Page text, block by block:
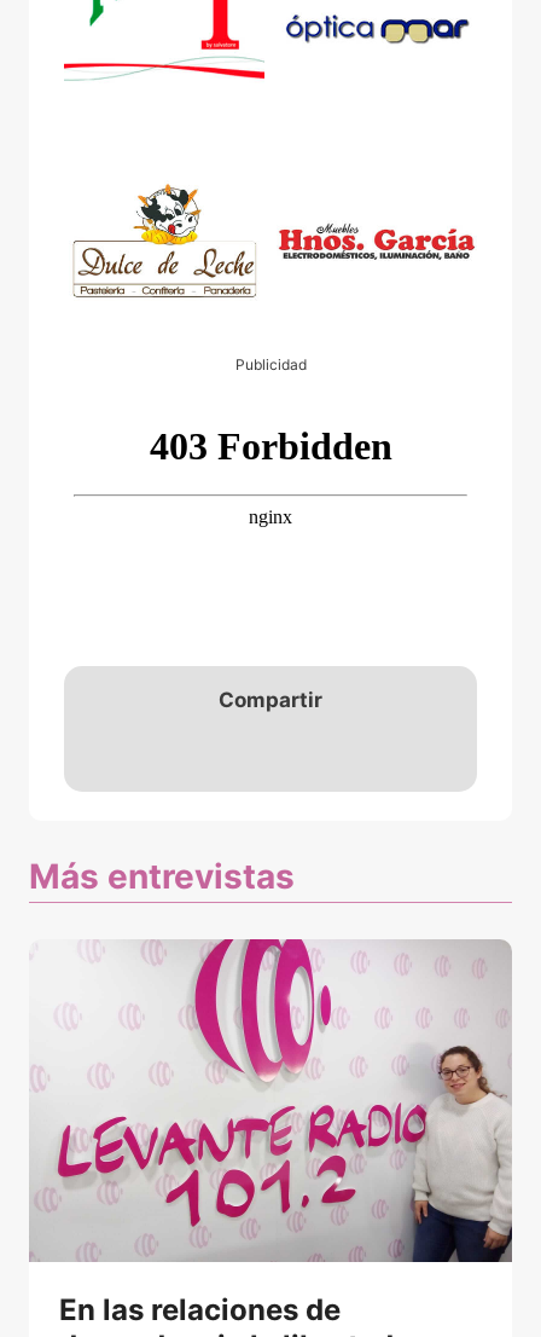
Publicidad
Compartir
Más entrevistas
En las relaciones de